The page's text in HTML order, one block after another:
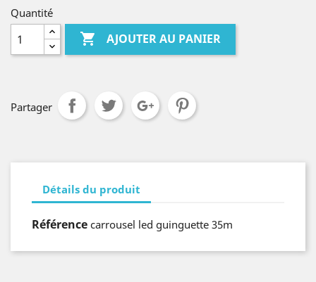
Quantité
 AJOUTER AU PANIER
Partager
Détails du produit
Référence carrousel led guinguette 35m